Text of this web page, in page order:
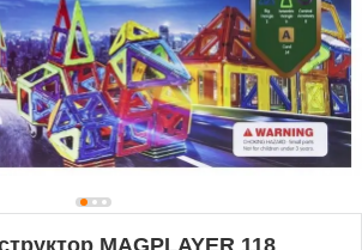
MAGPLAYER 118